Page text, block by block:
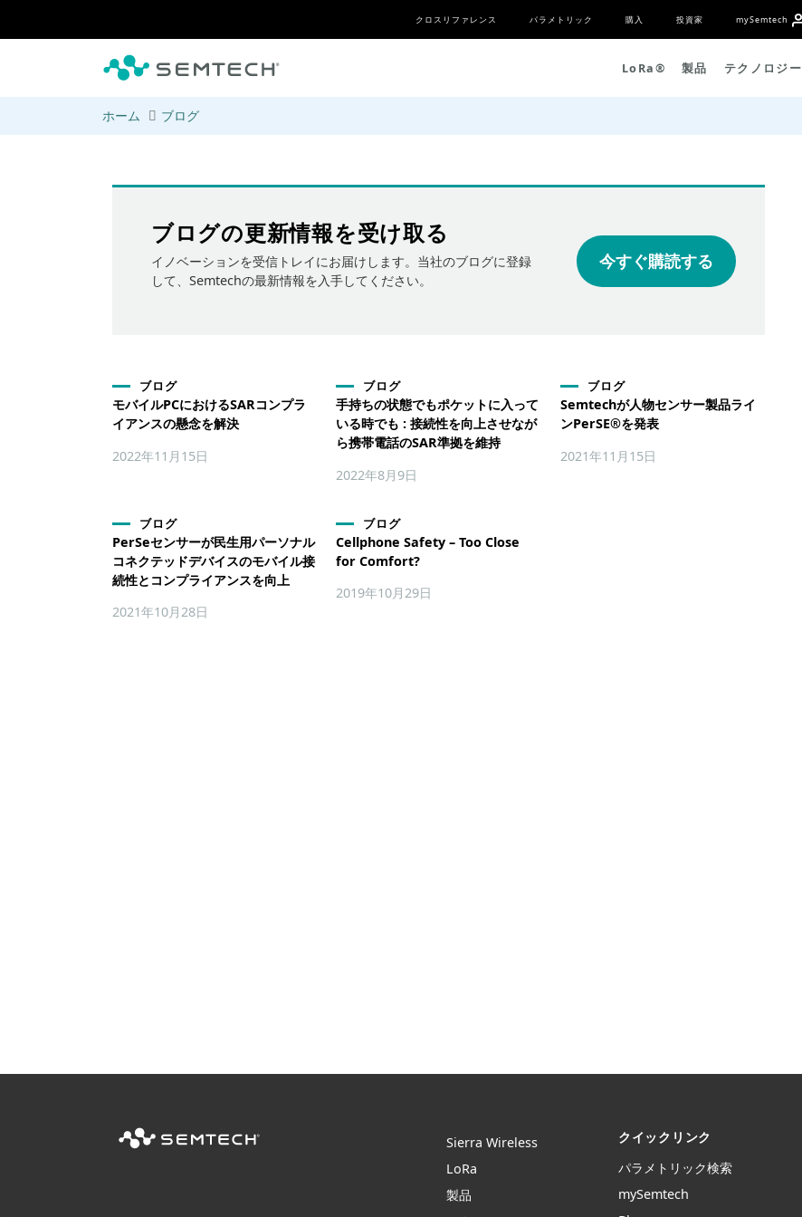
クロスリファレンス パラメトリック 購入 投資家 mySemtech
LoRa® 製品 テクノロジー
ホーム ブログ
ブログの更新情報を受け取る
イノベーションを受信トレイにお届けします。当社のブログに登録
して、Semtechの最新情報を入手してください。
今すぐ購読する
ブログ
モバイルPCにおけるSARコンプラ
イアンスの懸念を解決
2022年11月15日
ブログ
手持ちの状態でもポケットに入って
いる時でも : 接続性を向上させなが
ら携帯電話のSAR準拠を維持
2022年8月9日
ブログ
Semtechが人物センサー製品ライ
ンPerSE®を発表
2021年11月15日
ブログ
PerSeセンサーが民生用パーソナル
コネクテッドデバイスのモバイル接
続性とコンプライアンスを向上
2021年10月28日
ブログ
Cellphone Safety – Too Close
for Comfort?
2019年10月29日
Sierra Wireless
LoRa
製品
クイックリンク
パラメトリック検索
mySemtech